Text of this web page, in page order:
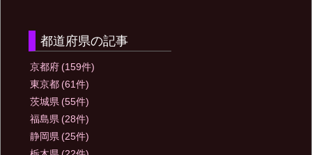
都道府県の記事
京都府 (159件)
東京都 (61件)
茨城県 (55件)
福島県 (28件)
静岡県 (25件)